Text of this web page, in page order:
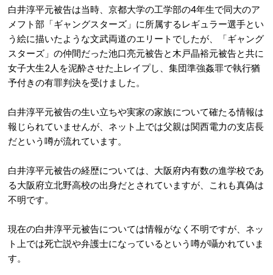
白井淳平元被告は当時、京都大学の工学部の4年生で同大のア
メフト部「ギャングスターズ」に所属するレギュラー選手とい
う絵に描いたような文武両道のエリートでしたが、「ギャング
スターズ」の仲間だった池口亮元被告と木戸晶裕元被告と共に
女子大生2人を泥酔させた上レイプし、 集団準強姦罪で執行猶
予付きの有罪判決を受けました。
白井淳平元被告の生い立ちや実家の家族について確たる情報は
報じられていませんが、ネット上では父親は関西電力の支店長
だという噂が流れています。
白井淳平元被告の経歴については、 大阪府内有数の進学校であ
る大阪府立北野高校の出身だとされていますが、これも真偽は
不明です。
現在の白井淳平元被告については情報がなく不明ですが、ネッ
ト上では死亡説や弁護士になっているという噂が囁かれていま
す。